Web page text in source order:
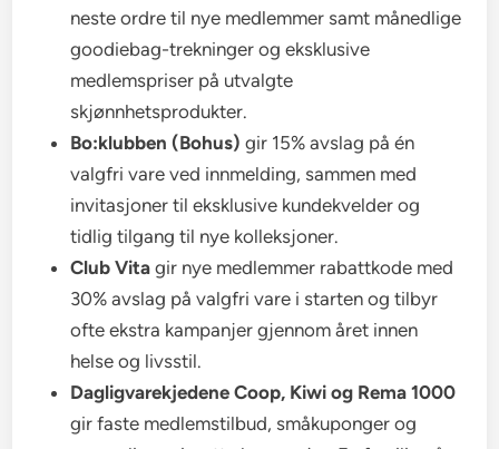
neste ordre til nye medlemmer samt månedlige
goodiebag-trekninger og eksklusive
medlemspriser på utvalgte
skjønnhetsprodukter.
Bo:klubben (Bohus) gir 15% avslag på én
valgfri vare ved innmelding, sammen med
invitasjoner til eksklusive kundekvelder og
tidlig tilgang til nye kolleksjoner.
Club Vita gir nye medlemmer rabattkode med
30% avslag på valgfri vare i starten og tilbyr
ofte ekstra kampanjer gjennom året innen
helse og livsstil.
Dagligvarekjedene Coop, Kiwi og Rema 1000
gir faste medlemstilbud, småkuponger og